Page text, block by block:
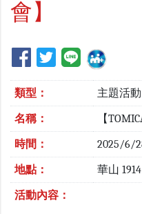
會】
類型： 主題活動
名稱： 【
時間： 2025/6/
地點： 華山
活動內容：